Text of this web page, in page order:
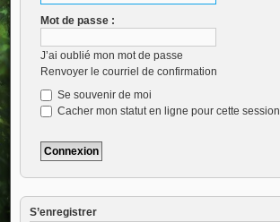
Mot de passe :
J’ai oublié mon mot de passe
Renvoyer le courriel de confirmation
Se souvenir de moi
Cacher mon statut en ligne pour cette session
S’enregistrer